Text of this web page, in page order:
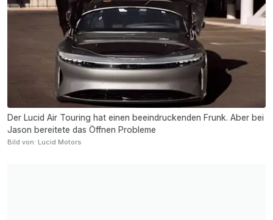
Der Lucid Air Touring hat einen beeindruckenden Frunk. Aber bei
Jason bereitete das Öffnen Probleme
Bild von: Lucid Motors